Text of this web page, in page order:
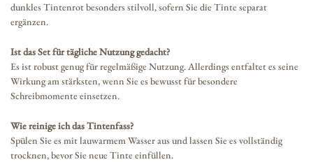
dunkles Tintenrot besonders stilvoll, sofern Sie die Tinte separat
ergänzen.
Ist das Set für tägliche Nutzung gedacht?
Es ist robust genug für regelmäßige Nutzung. Allerdings entfaltet es seine
Wirkung am stärksten, wenn Sie es bewusst für besondere
Schreibmomente einsetzen.
Wie reinige ich das Tintenfass?
Spülen Sie es mit lauwarmem Wasser aus und lassen Sie es vollständig
trocknen, bevor Sie neue Tinte einfüllen.